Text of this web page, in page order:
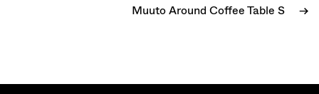
Muuto Around Coffee Table S →